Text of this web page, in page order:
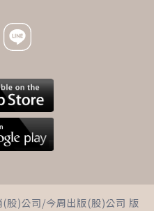
哽咽「家有4棟房，卻
icon
Line icon
股)公司/今周出版(股)公司 版